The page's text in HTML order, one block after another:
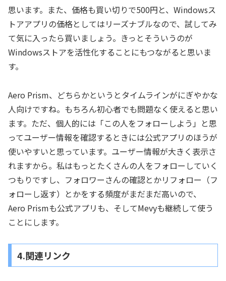
思います。また、価格も買い切りで500円と、Windowsス
トアアプリの価格としてはリーズナブルなので、試してみ
て気に入ったら買いましょう。きっとそういうのが
Windowsストアを活性化することにもつながると思いま
す。
Aero Prism、どちらかというとタイムラインがにぎやかな
人向けですね。もちろん初心者でも問題なく使えると思い
ます。ただ、個人的には「この人をフォローしよう」と思
ってユーザー情報を確認するときには公式アプリのほうが
使いやすいと思っています。ユーザー情報が大きく表示さ
れますから。私はもっとたくさんの人をフォローしていく
つもりですし、フォロワーさんの確認とかリフォロー（フ
ォローし返す）とかをする頻度がまだまだ高いので、
Aero Prismも公式アプリも、そしてMevyも継続して使う
ことにします。
4.関連リンク